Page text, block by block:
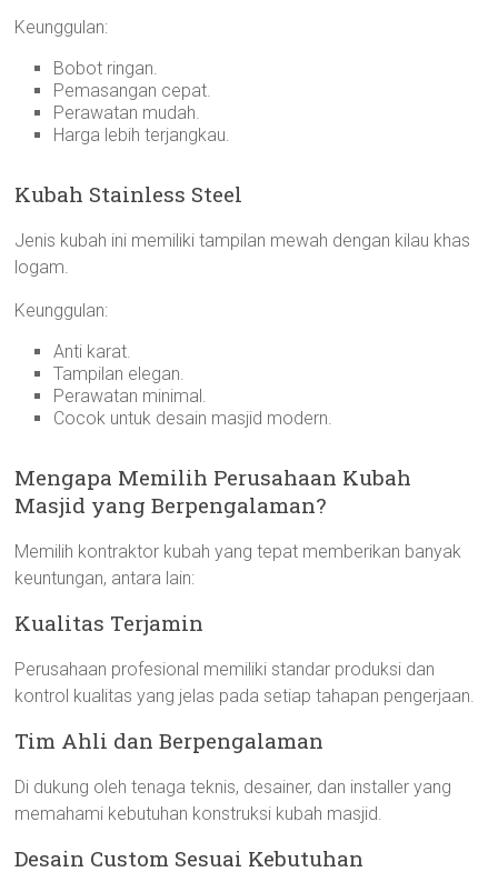
Keunggulan:
Bobot ringan.
Pemasangan cepat.
Perawatan mudah.
Harga lebih terjangkau.
Kubah Stainless Steel
Jenis kubah ini memiliki tampilan mewah dengan kilau khas
logam.
Keunggulan:
Anti karat.
Tampilan elegan.
Perawatan minimal.
Cocok untuk desain masjid modern.
Mengapa Memilih Perusahaan Kubah
Masjid yang Berpengalaman?
Memilih kontraktor kubah yang tepat memberikan banyak
keuntungan, antara lain:
Kualitas Terjamin
Perusahaan profesional memiliki standar produksi dan
kontrol kualitas yang jelas pada setiap tahapan pengerjaan.
Tim Ahli dan Berpengalaman
Di dukung oleh tenaga teknis, desainer, dan installer yang
memahami kebutuhan konstruksi kubah masjid.
Desain Custom Sesuai Kebutuhan